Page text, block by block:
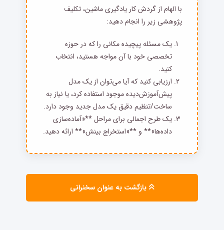
با الهام از گردش کار یادگیری ماشین، تکلیف
پژوهشی زیر را انجام دهید:
یک مسئله پیچیده مکانی را که در حوزه
تخصصی خود با آن مواجه هستید، انتخاب
کنید.
ارزیابی کنید که آیا می‌توان از یک مدل
پیش‌آموزش‌دیده موجود استفاده کرد، یا نیاز به
ساخت/تنظیم دقیق یک مدل جدید وجود دارد.
یک طرح اجمالی برای مراحل **«آماده‌سازی
داده‌ها»** و **«استخراج بینش»** ارائه دهید.
بازگشت به عنوان سخنرانی